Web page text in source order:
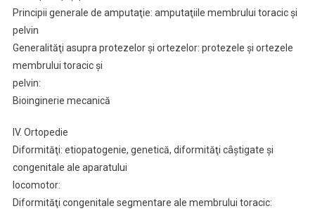
Principii generale de amputaţie: amputaţiile membrului toracic şi
pelvin
Generalităţi asupra protezelor şi ortezelor: protezele şi ortezele
membrului toracic şi
pelvin:
Bioinginerie mecanică
IV. Ortopedie
Diformităţi: etiopatogenie, genetică, diformităţi câştigate şi
congenitale ale aparatului
locomotor:
Diformităţi congenitale segmentare ale membrului toracic: